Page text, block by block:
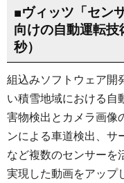
■ヴィッツ「セン
向けの自動運転
秒）
組込みソフトウェア開
い積雪地域における自
害物検出とカメラ画像
ンによる車道検出、サ
など複数のセンサーを
実現した動画をアップ